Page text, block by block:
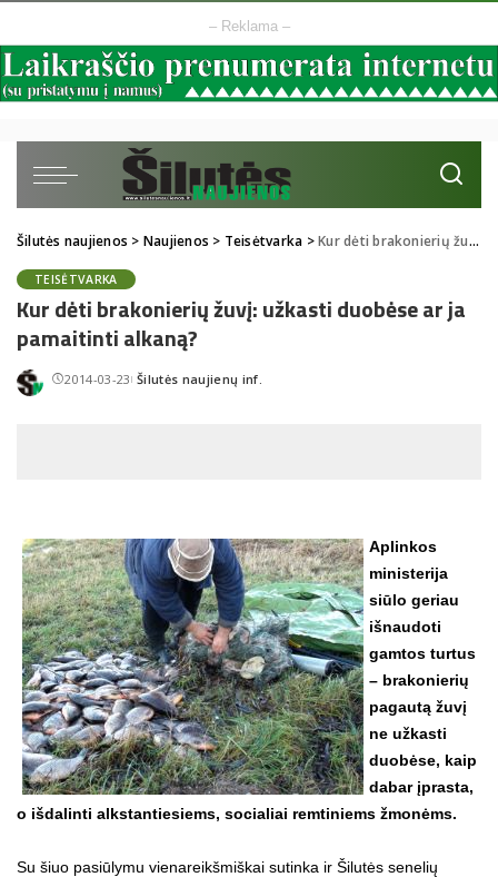
– Reklama –
Šilutės naujienos > Naujienos > Teisėtvarka >Kur dėti brakonierių žuvį: užkasti duobėse ar ja pamaitinti alkaną?
TEISĖTVARKA
Kur dėti brakonierių žuvį: užkasti duobėse ar ja
pamaitinti alkaną?
2014-03-23Posted
Šilutės naujienų inf.
Aplinkos
ministerija
siūlo geriau
išnaudoti
gamtos turtus
– brakonierių
pagautą žuvį
ne užkasti
duobėse, kaip
dabar įprasta,
o išdalinti alkstantiesiems, socialiai remtiniems žmonėms.
Su šiuo pasiūlymu vienareikšmiškai sutinka ir Šilutės senelių